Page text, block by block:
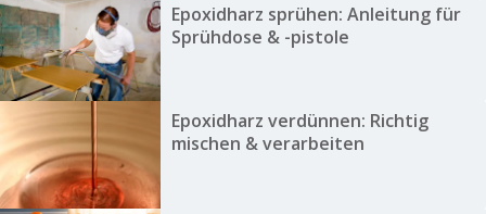
Epoxidharz sprühen: Anleitung für
Sprühdose & -pistole
Epoxidharz verdünnen: Richtig
mischen & verarbeiten